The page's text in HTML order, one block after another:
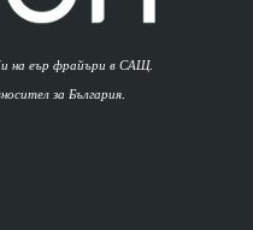
на еър фрайъри в САЩ.
за България.